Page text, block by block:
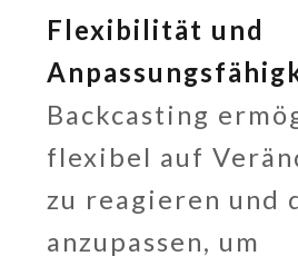
Flexibilität und
Backcasting
flexibel auf
zu reagieren und
anzupassen, um